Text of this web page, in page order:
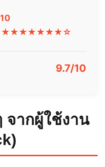
9.7/10
จากผู้ใช้งาน